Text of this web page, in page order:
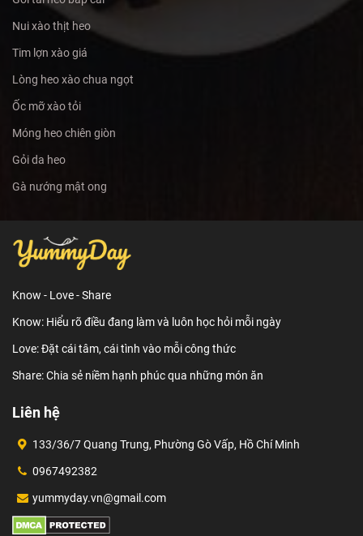
Nui xào thịt heo
Tim lợn xào giá
Lòng heo xào chua ngọt
Ốc mỡ xào tỏi
Móng heo chiên giòn
Gỏi da heo
Gà nướng mật ong
Know - Love - Share
Know: Hiểu rõ điều đang làm và luôn học hỏi mỗi ngày
Love: Đặt cái tâm, cái tình vào mỗi công thức
Share: Chia sẻ niềm hạnh phúc qua những món ăn
Liên hệ
133/36/7 Quang Trung, Phường Gò Vấp, Hồ Chí Minh
0967492382
yummyday.vn@gmail.com